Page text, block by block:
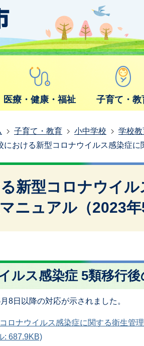
医療・健康・福祉 子育て・教
子育て・教育 小中学校
学校教
における新型コロナウイルス感染症に
新型コロナウイ
ニュアル（2023年
ルス感染症 5類移行
8日以降の対応が示されました。
ロナウイルス感染症に関する衛生管
: 687.9KB)